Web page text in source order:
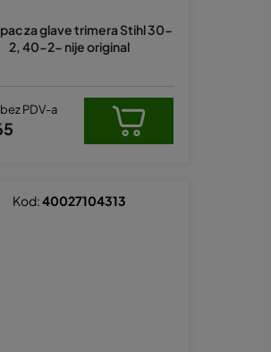
za glave trimera Stihl 30-
2, 40-2- nije original
PDV-a
Kod:40027104313